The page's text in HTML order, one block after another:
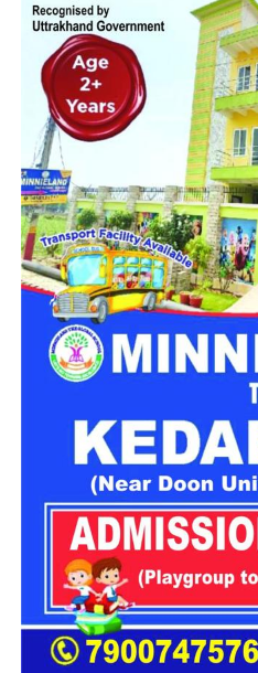
मिलेगा परिवार जैसा
महिला सशक्तिकरण एवं बाल विकास
गांव’ विकसित करने की योजना तैयार
नारी निकेतन में रहने वाली महिलाओं
साथ घर जैसा अपनापन और
उत्तराखंड में बन रहा
महिला सशक्तिकरण एवं बाल विकास
राणा के मुताबिक, नारी निकेतन में
एक बंद संस्थान या जेल जैसी जगह
कई बार बच्चे वहां से निकलने या
इसी समस्या को ध्यान में रखते हुए
करने की दिशा में काम कर रहा है, जहां
के बजाय परिवार जैसा वातावरण मिल
16 घरों में मिलेगा
प्रस्तावित आलंबन गांव में कॉटेज और
एक परिवार की तर्ज पर लोगों को
यूनिट में करीब दो महिलाएं, चार बच्चे
जाएगा। इस तरह उन्हें एक परिवार